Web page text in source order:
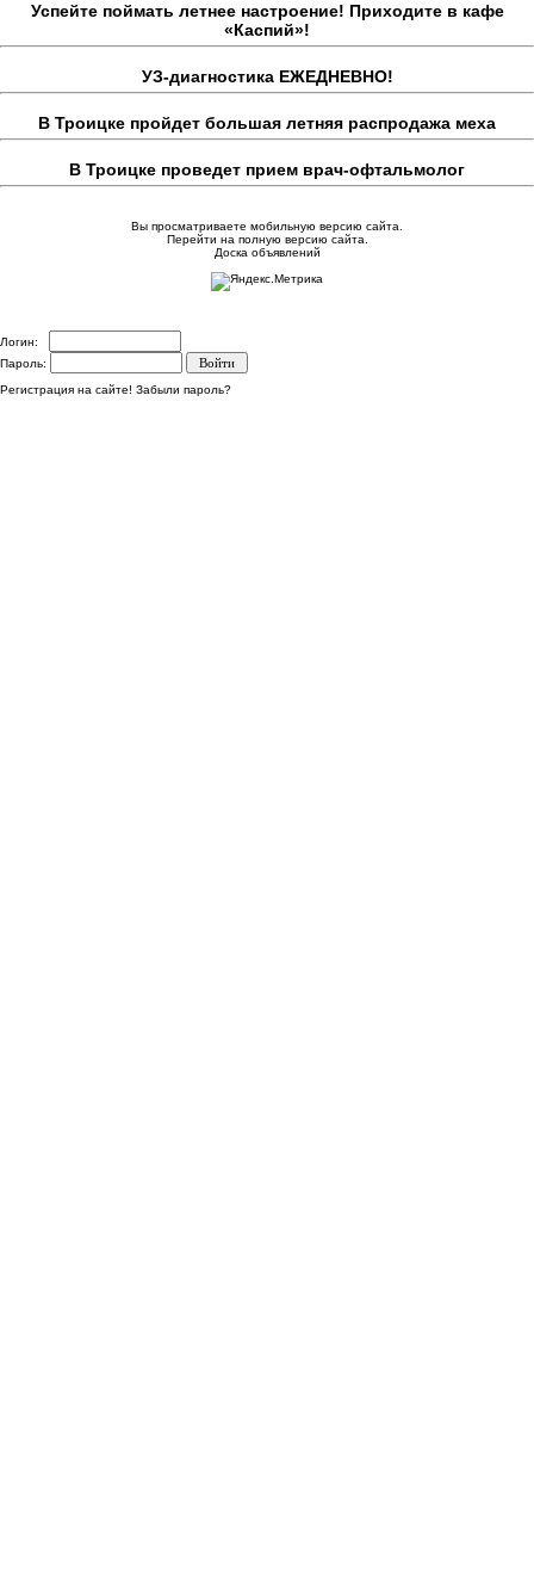
Успейте поймать летнее настроение! Приходите в кафе
«Каспий»!
УЗ-диагностика ЕЖЕДНЕВНО!
В Троицке пройдет большая летняя распродажа меха
В Троицке проведет прием врач-офтальмолог
Вы просматриваете мобильную версию сайта.
Перейти на полную версию сайта.
Доска объявлений
Логин:
Пароль:
Регистрация на сайте! Забыли пароль?